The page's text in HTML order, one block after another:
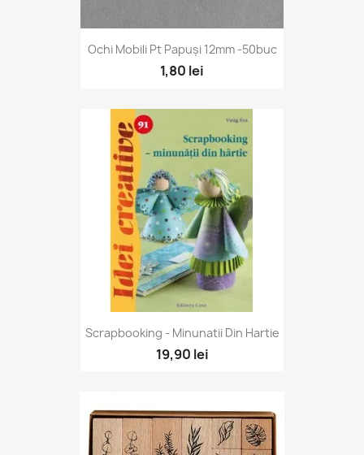
Ochi Mobili Pt Papuși 12mm -50buc
1,80 lei
Scrapbooking - Minunatii Din Hartie
19,90 lei